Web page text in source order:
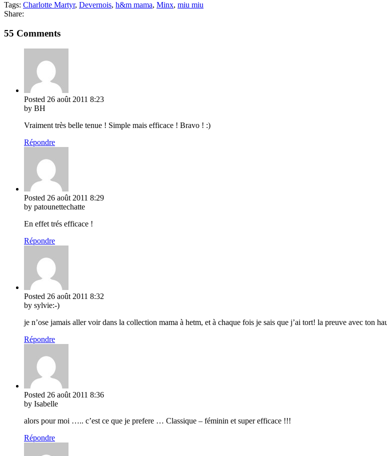
Tags: Charlotte Martyr, Devernois, h&m mama, Minx, miu miu
Share:
55 Comments
Posted 26 août 2011 8:23
by BH
Vraiment très belle tenue ! Simple mais efficace ! Bravo ! :)
Répondre
Posted 26 août 2011 8:29
by patounettechatte
En effet trés efficace !
Répondre
Posted 26 août 2011 8:32
by sylvie:-)
je n’ose jamais aller voir dans la collection mama à hetm, et à chaque fois je sais que j’ai tort! la preuve avec ton
Répondre
Posted 26 août 2011 8:36
by Isabelle
alors pour moi ….. c’est ce que je prefere … Classique – féminin et super efficace !!!
Répondre